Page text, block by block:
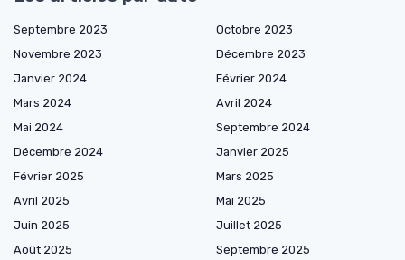
Septembre 2023
Octobre 2023
Novembre 2023
Décembre 2023
Janvier 2024
Février 2024
Mars 2024
Avril 2024
Mai 2024
Septembre 2024
Décembre 2024
Janvier 2025
Février 2025
Mars 2025
Avril 2025
Mai 2025
Juin 2025
Juillet 2025
Août 2025
Septembre 2025